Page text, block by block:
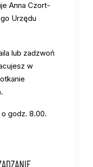
Anna Czort-
Urzędu
lub zadzwoń
w
godz. 8.00.